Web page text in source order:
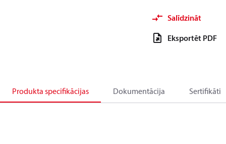
Salīdzināt
Eksportēt PDF
Produkta specifikācijas Dokumentācija Sertifikāti